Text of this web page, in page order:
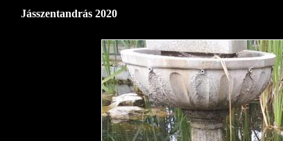
Jásszentandrás 2020